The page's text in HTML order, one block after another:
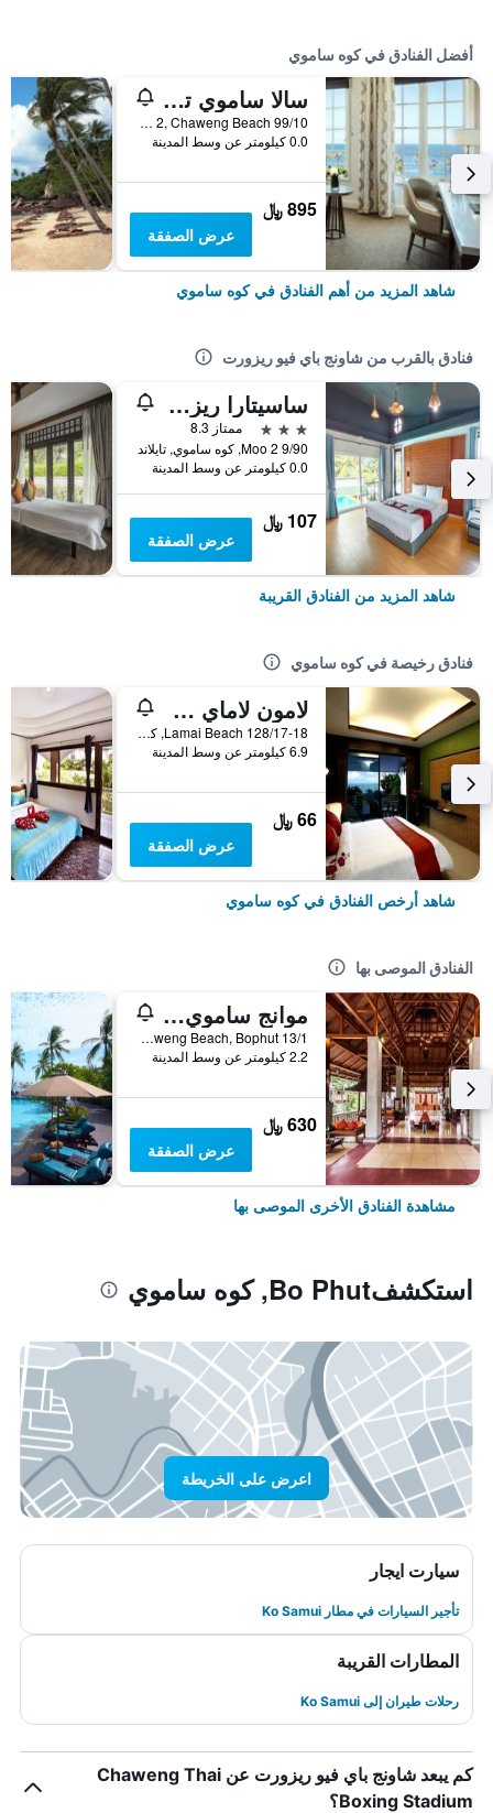
أفضل الفنادق في كوه ساموي
سالا ساموي تشاوينج بيتش ريزورت
99/10 Moo 2, Chaweng Beach, كوه ساموي, تايلاند
0.0 كيلومتر عن وسط المدينة
895 ﷼
عرض الصفقة
شاهد المزيد من أهم الفنادق في كوه ساموي
فنادق بالقرب من شاونج باي فيو ريزورت
ساسيتارا ريزيدنس
3 نجوم
ممتاز 8.3
9/90 Moo 2, كوه ساموي, تايلاند
0.0 كيلومتر عن وسط المدينة
107 ﷼
عرض الصفقة
شاهد المزيد من الفنادق القريبة
فنادق رخيصة في كوه ساموي
لامون لاماي ريزيدنس
128/17-18 Lamai Beach, كوه ساموي, تايلاند
6.9 كيلومتر عن وسط المدينة
66 ﷼
عرض الصفقة
شاهد أرخص الفنادق في كوه ساموي
الفنادق الموصى بها
موانج ساموي سبا ريزورت
13/1 Moo2, Chaweng Beach, Bophut, كوه ساموي, تايلاند
2.2 كيلومتر عن وسط المدينة
630 ﷼
عرض الصفقة
مشاهدة الفنادق الأخرى الموصى بها
استكشفBo Phut, كوه ساموي
اعرض على الخريطة
سيارت ايجار
تأجير السيارات في مطار Ko Samui
المطارات القريبة
رحلات طيران إلى Ko Samui
كم يبعد شاونج باي فيو ريزورت عن Chaweng Thai
Boxing Stadium؟